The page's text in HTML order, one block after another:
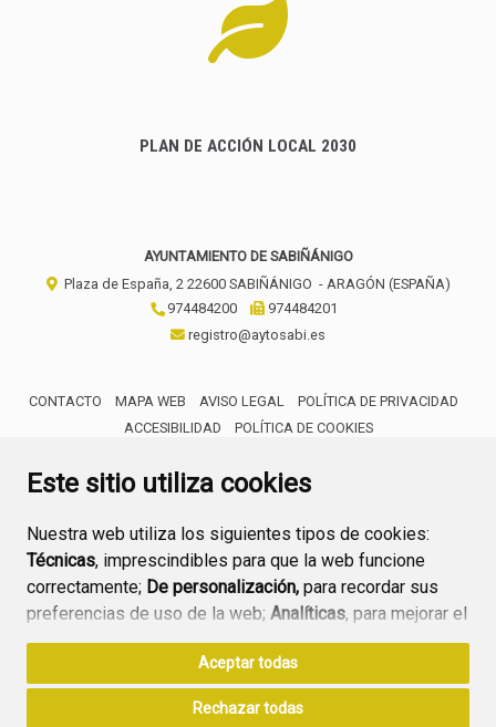
Este sitio utiliza cookies
Nuestra web utiliza los siguientes tipos de cookies:
Técnicas, imprescindibles para que la web funcione
correctamente; De personalización, para recordar sus
preferencias de uso de la web; Analíticas, para mejorar el
funcionamiento de la web y sus servicios.
Si acepta pulsando el botón“Aceptar todas”
consideramos que acepta su uso. Si pulsa el botón
Aceptar todas
Rechazar todas
PLAN DE ACCIÓN LOCAL 2030
AYUNTAMIENTO DE SABIÑÁNIGO
Plaza de España, 2 22600 SABIÑÁNIGO - ARAGÓN (ESPAÑA)
974484200
974484201
registro@aytosabi.es
CONTACTO MAPA WEB AVISO LEGAL
POLÍTICA DE PRIVACIDAD
ACCESIBILIDAD
POLÍTICA DE COOKIES